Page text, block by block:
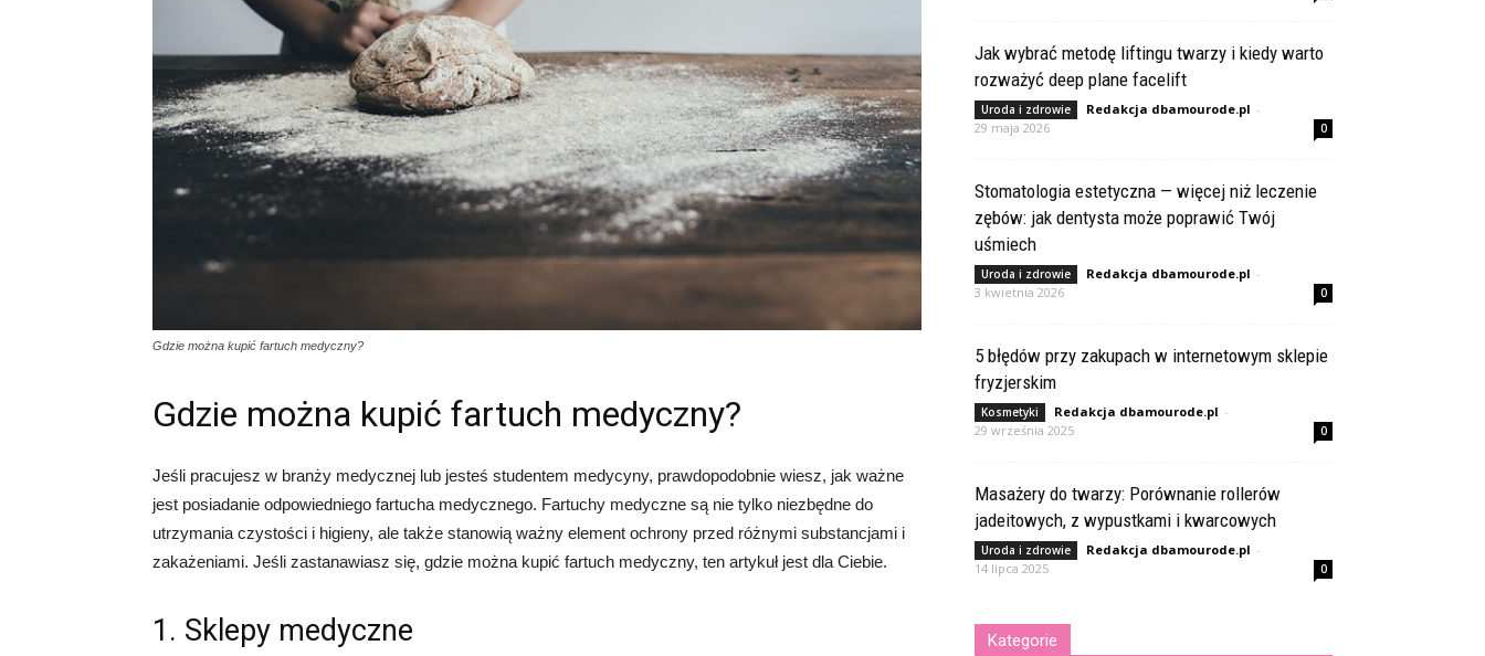
Gdzie można kupić fartuch medyczny?
Gdzie można kupić fartuch medyczny?
Jeśli pracujesz w branży medycznej lub jesteś studentem medycyny, prawdopodobnie wiesz, jak ważne
jest posiadanie odpowiedniego fartucha medycznego. Fartuchy medyczne są nie tylko niezbędne do
utrzymania czystości i higieny, ale także stanowią ważny element ochrony przed różnymi substancjami i
zakażeniami. Jeśli zastanawiasz się, gdzie można kupić fartuch medyczny, ten artykuł jest dla Ciebie.
1. Sklepy medyczne
Jak wybrać metodę liftingu twarzy i kiedy warto
rozważyć deep plane facelift
Uroda i zdrowie Redakcja dbamourode.pl -
29 maja 2026
0
Stomatologia estetyczna — więcej niż leczenie
zębów: jak dentysta może poprawić Twój
uśmiech
Uroda i zdrowie Redakcja dbamourode.pl -
3 kwietnia 2026
0
5 błędów przy zakupach w internetowym sklepie
fryzjerskim
Kosmetyki Redakcja dbamourode.pl -
29 września 2025
0
Masażery do twarzy: Porównanie rollerów
jadeitowych, z wypustkami i kwarcowych
Uroda i zdrowie Redakcja dbamourode.pl -
14 lipca 2025
0
Kategorie